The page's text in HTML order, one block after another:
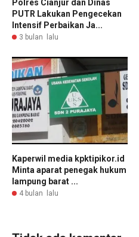
Polres Cianjur dan Dinas
PUTR Lakukan Pengecekan
Intensif Perbaikan Ja...
3 bulan lalu
Kaperwil media kpktipikor.id
Minta aparat penegak hukum
lampung barat ...
4 bulan lalu